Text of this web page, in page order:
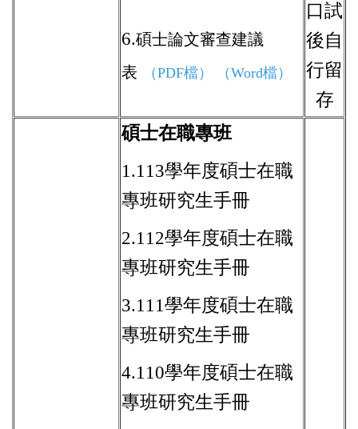
6.碩士論文審查建議
表
（PDF檔） （Word檔）
口試
後自
行留
存
碩士在職專班
1.113學年度碩士在職
專班研究生手冊
2.112學年度碩士在職
專班研究生手冊
3.111學年度碩士在職
專班研究生手冊
4.110學年度碩士在職
專班研究生手冊